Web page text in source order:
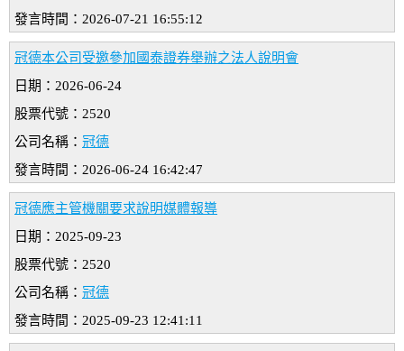
發言時間：2026-07-21 16:55:12
冠德本公司受邀參加國泰證券舉辦之法人說明會
日期：2026-06-24
股票代號：2520
公司名稱： 冠德
發言時間：2026-06-24 16:42:47
冠德應主管機關要求說明媒體報導
日期：2025-09-23
股票代號：2520
公司名稱： 冠德
發言時間：2025-09-23 12:41:11